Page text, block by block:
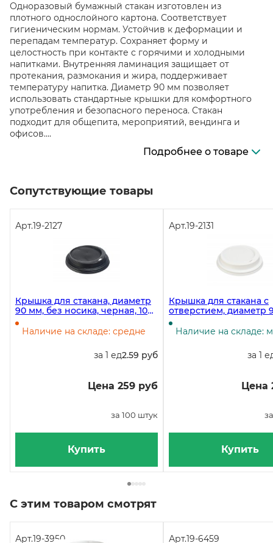
Одноразовый бумажный стакан изготовлен из
плотного однослойного картона. Соответствует
гигиеническим нормам. Устойчив к деформации и
перепадам температур. Сохраняет форму и
целостность при контакте с горячими и холодными
напитками. Внутренняя ламинация защищает от
протекания, размокания и жира, поддерживает
температуру напитка. Диаметр 90 мм позволяет
использовать стандартные крышки для комфортного
употребления и безопасного переноса. Стакан
подходит для общепита, мероприятий, вендинга и
офисов....
Подробнее о товаре
Сопутствующие товары
Арт.19-2127
Крышка для стакана, диаметр
90 мм, без носика, черная, 100
штук
Наличие на складе: средне
за 1 ед2.59 руб
Цена 259 руб
за 100 штук
Купить
Арт.19-2131
Крышка для стакана с
отверстием, диаметр
белая, 100 штук
Наличие на складе:
за 1
Цена
Купить
С этим товаром смотрят
Арт.19-3950 Арт.19-6459